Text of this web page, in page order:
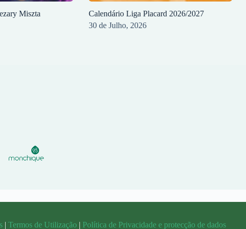
Miszta
Calendário Liga Placard 2026/2027
30 de Julho, 2026
| Termos de Utilização | Política de Privacidade e protecção de dados